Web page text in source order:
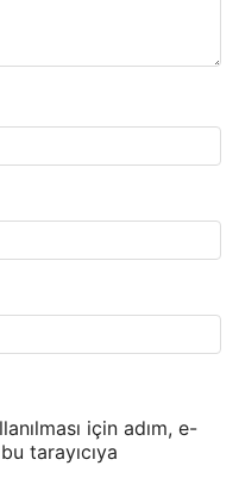
için adım, e-
tarayıcıya